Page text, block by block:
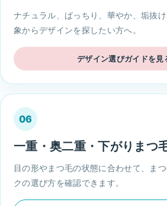
ナチュラル、ぱっちり、華やか、垢抜
象からデザインを探したい方へ。
デザイン選びガイドを見
06
一重・奥二重・下がりまつ
目の形やまつ毛の状態に合わせて、ま
クの選び方を確認できます。